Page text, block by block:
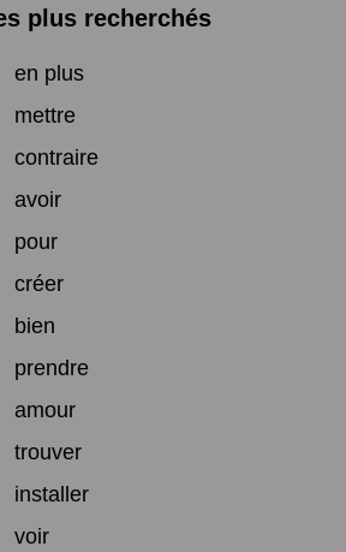
plus recherchés
en plus
mettre
contraire
avoir
pour
créer
bien
prendre
amour
trouver
installer
voir